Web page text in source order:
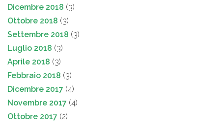
Dicembre 2018 (3)
Ottobre 2018 (3)
Settembre 2018 (3)
Luglio 2018 (3)
Aprile 2018 (3)
Febbraio 2018 (3)
Dicembre 2017 (4)
Novembre 2017 (4)
Ottobre 2017 (2)